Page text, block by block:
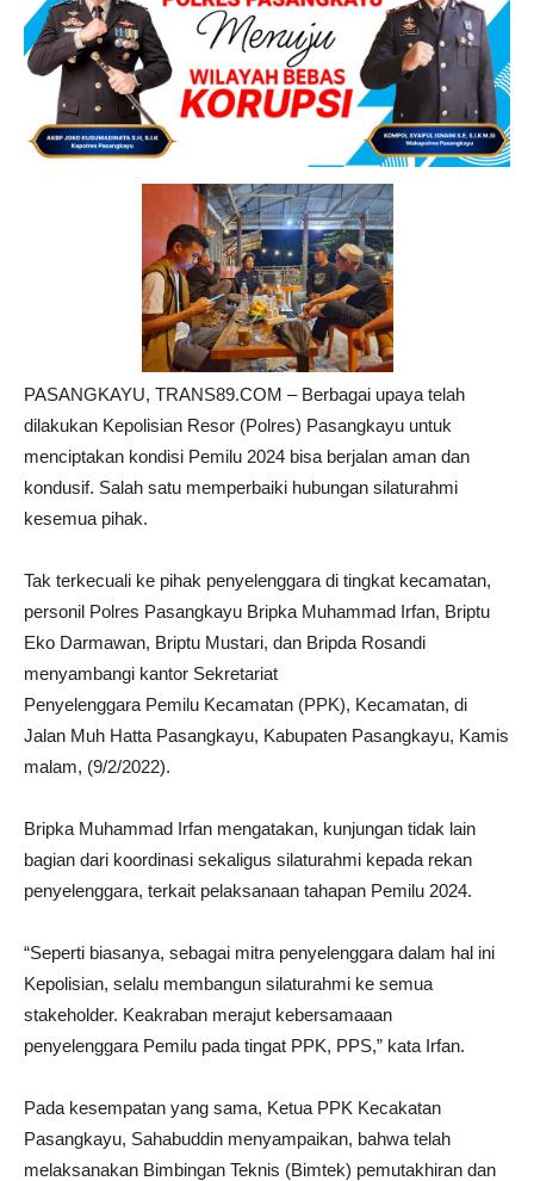
PASANGKAYU, TRANS89.COM – Berbagai upaya telah
dilakukan Kepolisian Resor (Polres) Pasangkayu untuk
menciptakan kondisi Pemilu 2024 bisa berjalan aman dan
kondusif. Salah satu memperbaiki hubungan silaturahmi
kesemua pihak.
Tak terkecuali ke pihak penyelenggara di tingkat kecamatan,
personil Polres Pasangkayu Bripka Muhammad Irfan, Briptu
Eko Darmawan, Briptu Mustari, dan Bripda Rosandi
menyambangi kantor Sekretariat
Penyelenggara Pemilu Kecamatan (PPK), Kecamatan, di
Jalan Muh Hatta Pasangkayu, Kabupaten Pasangkayu, Kamis
malam, (9/2/2022).
Bripka Muhammad Irfan mengatakan, kunjungan tidak lain
bagian dari koordinasi sekaligus silaturahmi kepada rekan
penyelenggara, terkait pelaksanaan tahapan Pemilu 2024.
“Seperti biasanya, sebagai mitra penyelenggara dalam hal ini
Kepolisian, selalu membangun silaturahmi ke semua
stakeholder. Keakraban merajut kebersamaaan
penyelenggara Pemilu pada tingat PPK, PPS,” kata Irfan.
Pada kesempatan yang sama, Ketua PPK Kecakatan
Pasangkayu, Sahabuddin menyampaikan, bahwa telah
melaksanakan Bimbingan Teknis (Bimtek) pemutakhiran dan